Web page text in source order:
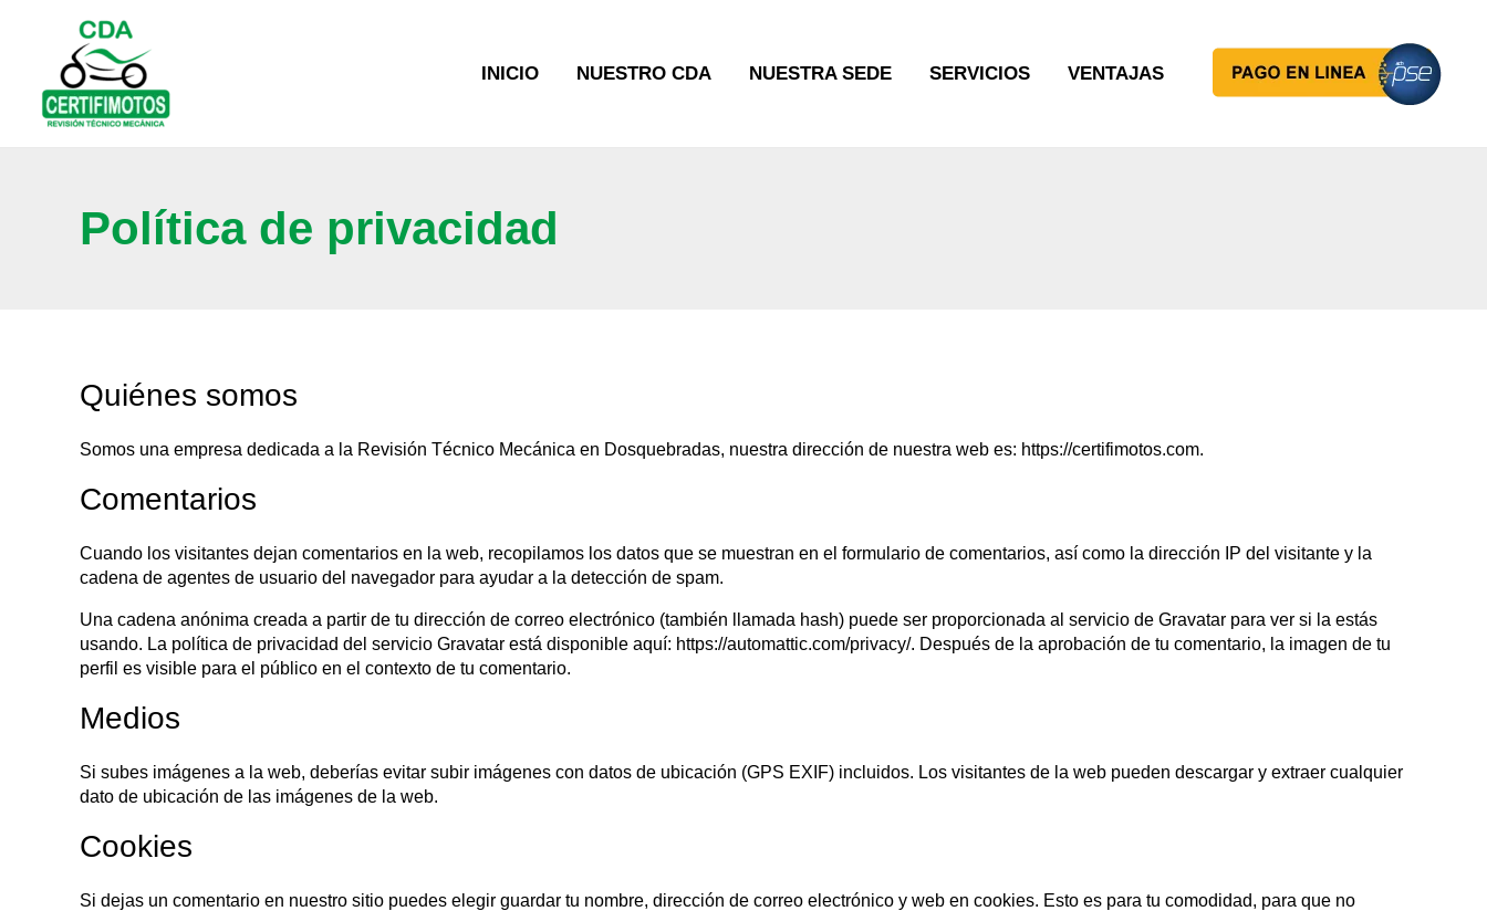
contenido
INICIO NUESTRO CDA NUESTRA SEDE SERVICIOS VENTAJAS
Política de privacidad
Quiénes somos
Somos una empresa dedicada a la Revisión Técnico Mecánica en Dosquebradas, nuestra dirección de nuestra web es: https://certifimotos.com.
Comentarios
Cuando los visitantes dejan comentarios en la web, recopilamos los datos que se muestran en el formulario de comentarios, así como la dirección IP del visitante y la
cadena de agentes de usuario del navegador para ayudar a la detección de spam.
Una cadena anónima creada a partir de tu dirección de correo electrónico (también llamada hash) puede ser proporcionada al servicio de Gravatar para ver si la estás
usando. La política de privacidad del servicio Gravatar está disponible aquí: https://automattic.com/privacy/. Después de la aprobación de tu comentario, la imagen de tu
perfil es visible para el público en el contexto de tu comentario.
Medios
Si subes imágenes a la web, deberías evitar subir imágenes con datos de ubicación (GPS EXIF) incluidos. Los visitantes de la web pueden descargar y extraer cualquier
dato de ubicación de las imágenes de la web.
Cookies
Si dejas un comentario en nuestro sitio puedes elegir guardar tu nombre, dirección de correo electrónico y web en cookies. Esto es para tu comodidad, para que no